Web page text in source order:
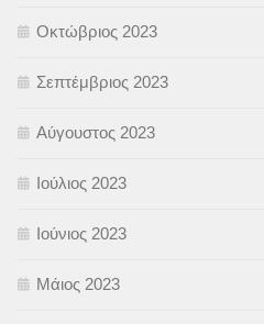
Οκτώβριος 2023
Σεπτέμβριος 2023
Αύγουστος 2023
Ιούλιος 2023
Ιούνιος 2023
Μάιος 2023